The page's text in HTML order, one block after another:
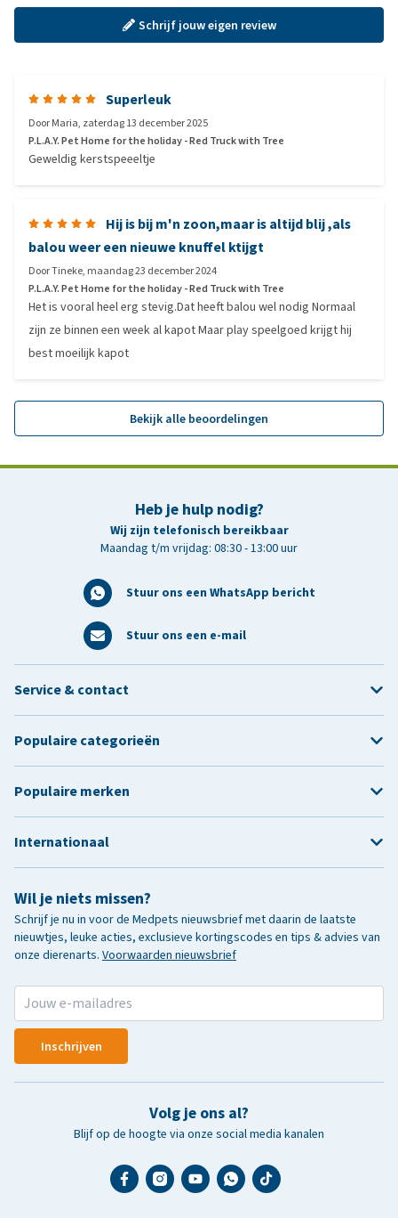
Schrijf jouw eigen review
Superleuk
DoorMaria, zaterdag 13 december 2025
P.L.A.Y. Pet Home for the holiday - Red Truck with Tree
Geweldig kerstspeeeltje
Hij is bij m'n zoon,maar is altijd blij ,als
balou weer een nieuwe knuffel ktijgt
DoorTineke, maandag 23 december 2024
P.L.A.Y. Pet Home for the holiday - Red Truck with Tree
Het is vooral heel erg stevig.Dat heeft balou wel nodig Normaal
zijn ze binnen een week al kapot Maar play speelgoed krijgt hij
best moeilijk kapot
Bekijk alle beoordelingen
Heb je hulp nodig?
Wij zijn telefonisch bereikbaar
Maandag t/m vrijdag: 08:30 - 13:00 uur
Stuur ons een WhatsApp bericht
Stuur ons een e-mail
Wil je niets missen?
Schrijf je nu in voor de Medpets nieuwsbrief met daarin de laatste
nieuwtjes, leuke acties, exclusieve kortingscodes en tips & advies van
onze dierenarts. Voorwaarden nieuwsbrief
Inschrijven
Volg je ons al?
Blijf op de hoogte via onze social media kanalen
Service & contact
Populaire categorieën
Populaire merken
Internationaal